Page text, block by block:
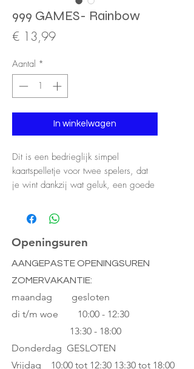
999 GAMES- Rainbow
€ 13,99Prijs
Aantal *
In winkelwagen
Dit is een bedrieglijk simpel
kaartspelletje voor twee spelers, dat
je wint dankzij wat geluk, een goede
geheugen. Hoe ver durf jij te gaan
met het omdraaien van kaarten?Met
Rainbow moet je regenboogsetjes
Deze maak je door kaarten met
kleuren te spelen. Maar je speelt niet
alleen met je eigen kaarten. Je speelt
ook met de achterkant van de kaarten
achterkant van de kaarten van de
tegenspeler mogen worden gebruikt
door deze op tafel om te draaien. Je
Openingsuren
AANGEPASTE OPENINGSUREN
ZOMERVAKANTIE:
maandag gesloten
di t/m woe 10:00 - 12:30
13:30 - 18:00
Donderdag GESLOTEN
Vrijdag 10:00 tot 12:30 13:30 tot 18:00